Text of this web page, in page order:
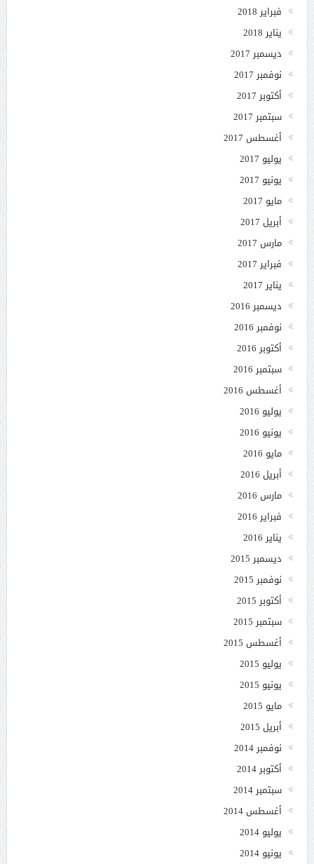
فبراير 2018
يناير 2018
ديسمبر 2017
نوفمبر 2017
أكتوبر 2017
سبتمبر 2017
أغسطس 2017
يوليو 2017
يونيو 2017
مايو 2017
أبريل 2017
مارس 2017
فبراير 2017
يناير 2017
ديسمبر 2016
نوفمبر 2016
أكتوبر 2016
سبتمبر 2016
أغسطس 2016
يوليو 2016
يونيو 2016
مايو 2016
أبريل 2016
مارس 2016
فبراير 2016
يناير 2016
ديسمبر 2015
نوفمبر 2015
أكتوبر 2015
سبتمبر 2015
أغسطس 2015
يوليو 2015
يونيو 2015
مايو 2015
أبريل 2015
نوفمبر 2014
أكتوبر 2014
سبتمبر 2014
أغسطس 2014
يوليو 2014
يونيو 2014